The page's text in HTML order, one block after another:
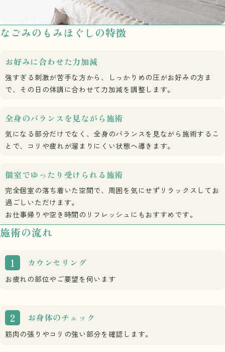
なごみの もみほぐしの特徴
お好みに合わせた力加減
強すぎる刺激が苦手な方から、しっかりめの圧がお好みの方ま
で、その日の体調に合わせて力加減を調整します。
全身のバランスを見ながら施術
気になる部分だけでなく、全身のバランスを見ながら施術するこ
とで、コリや疲れが溜まりにくい状態へ導きます。
個室でゆったり受けられる施術
完全個室の落ち着いた空間で、周囲を気にせずリラックスしてお
過ごしいただけます。
お仕事帰りや空き時間のリフレッシュにもおすすめです。
施術の流れ
カウンセリング
お疲れの部位やご要望を伺います
お身体のチェック
筋肉の張りやコリの強い部分を確認します。